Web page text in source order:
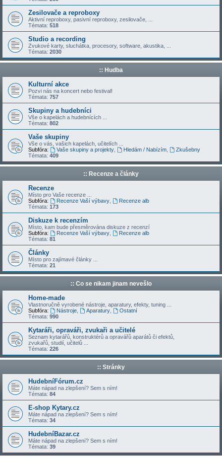
Zesilovače a reproboxy
Aktivní reproboxy, pasivní reproboxy, zesilovače, ...
Témata: 518
Studio a recording
Zvukové karty, sluchátka, procesory, software, akustika, ...
Témata: 2030
:: Hudba
Kulturní akce
Pozvi nás na koncert nebo festival!
Témata: 757
Skupiny a hudebníci
Vše o kapelách a hudebnících ...
Témata: 802
Vaše skupiny
Vše o vás, vašich kapelách, učitelích ...
Subfóra:
Vaše skupiny a projekty, Hledám / Nabízím,
Zkušebny
Témata: 409
:: Recenze a články
Recenze
Místo pro Vaše recenze ...
Subfóra:
Recenze Vaší výbavy,
Recenze alb
Témata: 173
Diskuze k recenzím
Místo, kam bude přesměrována diskuze z recenzí
Subfóra:
Recenze Vaší výbavy,
Recenze alb
Témata: 81
Články
Místo pro zajímavé články ...
Témata: 21
:: Co se nikam jinam nevešlo
Home-made
Vlastnoručně vyrobené nástroje, aparatury, efekty, tuning ...
Subfóra:
Nástroje, Aparatury,
Ostatní
Témata: 990
Kytaráři, opraváři, zvukaři a učitelé
Seznam kytarářů, konstruktérů a opravářů aparátů či efektů,
zvukařů, studií, učitelů ...
Témata: 226
:: Stránky
HudebníFórum.cz
Máte nápad na zlepšení? Sem s ním!
Témata: 84
E-shop Kytary.cz
Máte nápad na zlepšení? Sem s ním!
Témata: 34
HudebníBazar.cz
Máte nápad na zlepšení? Sem s ním!
Témata: 39